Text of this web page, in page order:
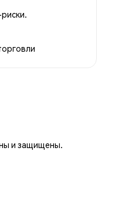
и защищены.